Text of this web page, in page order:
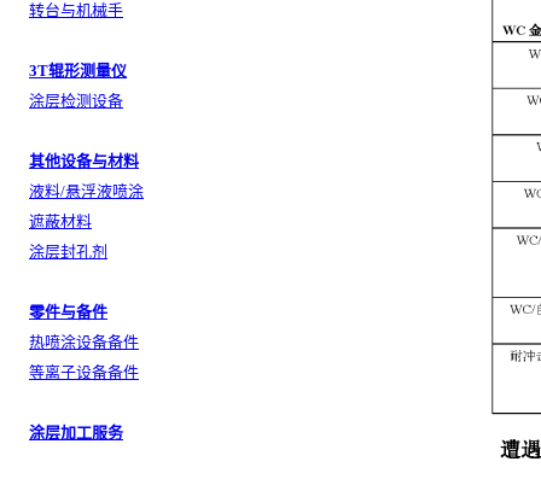
转台与机械手
3T辊形测量仪
涂层检测设备
其他设备与材料
液料/悬浮液喷涂
遮蔽材料
涂层封孔剂
零件与备件
热喷涂设备备件
等离子设备备件
涂层加工服务